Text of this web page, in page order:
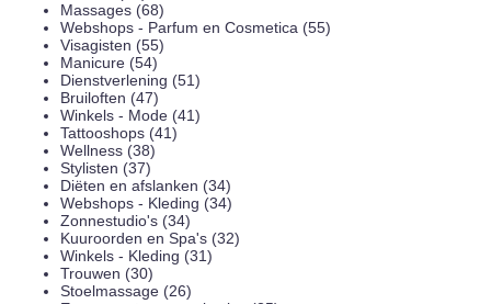
Massages (68)
Webshops - Parfum en Cosmetica (55)
Visagisten (55)
Manicure (54)
Dienstverlening (51)
Bruiloften (47)
Winkels - Mode (41)
Tattooshops (41)
Wellness (38)
Stylisten (37)
Diëten en afslanken (34)
Webshops - Kleding (34)
Zonnestudio's (34)
Kuuroorden en Spa's (32)
Winkels - Kleding (31)
Trouwen (30)
Stoelmassage (26)